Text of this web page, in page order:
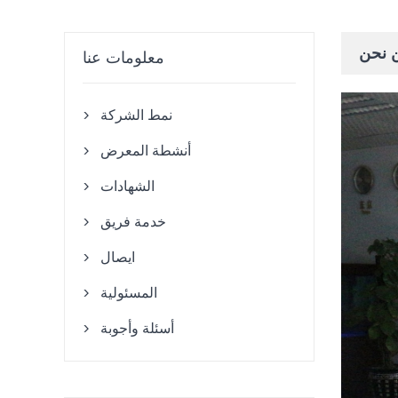
نحن معلومات عنا
 نمط الشركة
 أنشطة المعرض
 الشهادات
 خدمة فريق
 ايصال
 المسئولية
 أسئلة وأجوبة